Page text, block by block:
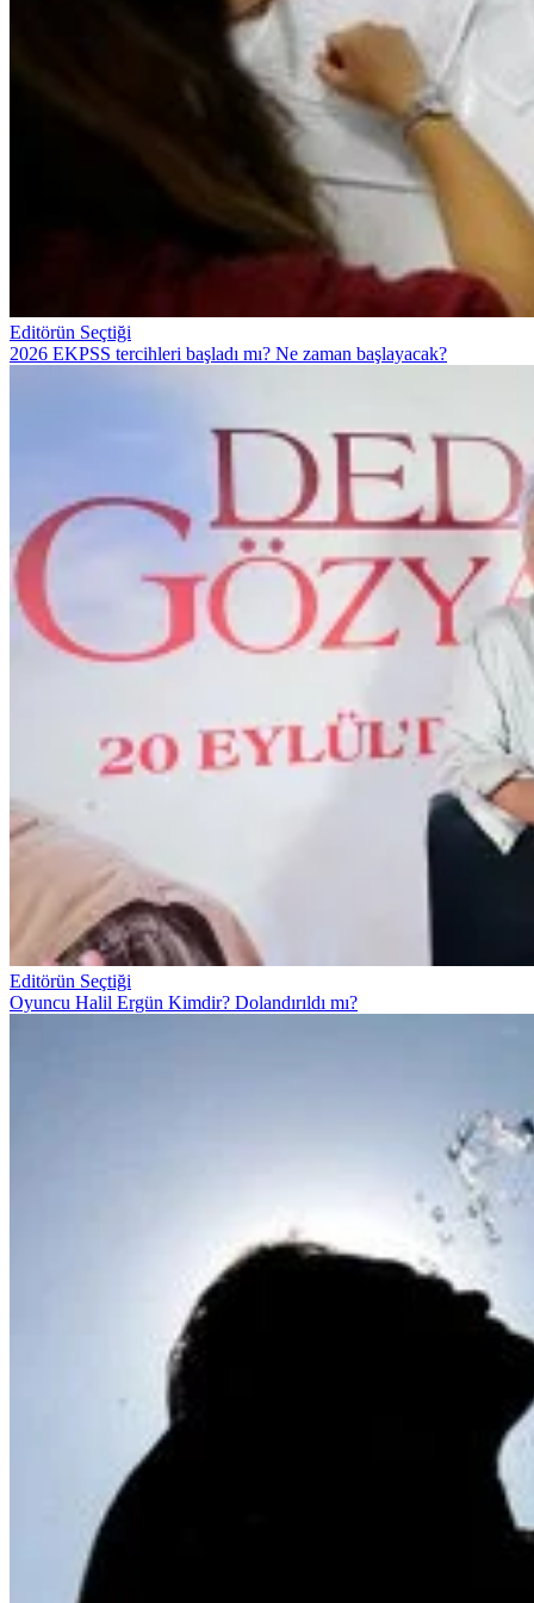
Editörün Seçtiği
2026 EKPSS tercihleri başladı mı? Ne zaman başlayacak?
Editörün Seçtiği
Oyuncu Halil Ergün Kimdir? Dolandırıldı mı?